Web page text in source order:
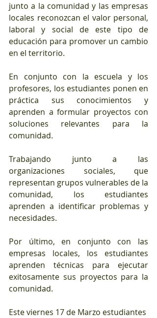
junto a la comunidad y las empresas
locales reconozcan el valor personal,
laboral y social de este tipo de
educación para promover un cambio
en el territorio.
En conjunto con la escuela y los
profesores, los estudiantes ponen en
práctica sus conocimientos y
aprenden a formular proyectos con
soluciones relevantes para la
comunidad.
Trabajando junto a las
organizaciones sociales, que
representan grupos vulnerables de la
comunidad, los estudiantes
aprenden a identificar problemas y
necesidades.
Por último, en conjunto con las
empresas locales, los estudiantes
aprenden técnicas para ejecutar
exitosamente sus proyectos para la
comunidad.
Este viernes 17 de Marzo estudiantes